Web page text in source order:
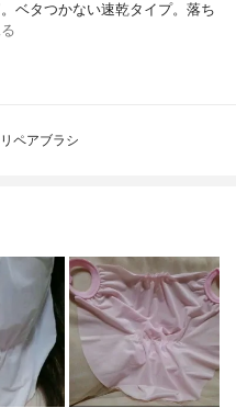
ベタつかない速乾タイプ。落ち
ペアブラシ